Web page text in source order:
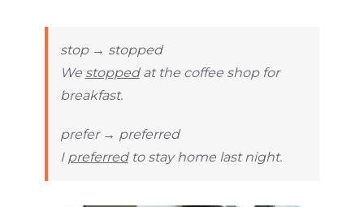
stop → stopped
We stoppedat the coffee shop for
breakfast.
prefer → preferred
I preferredto stay home last night.